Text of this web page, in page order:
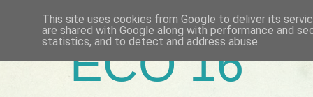
ECO 16
This site uses cookies from Google to deliver its
are shared with Google along with performance and
statistics, and to detect and address abuse.